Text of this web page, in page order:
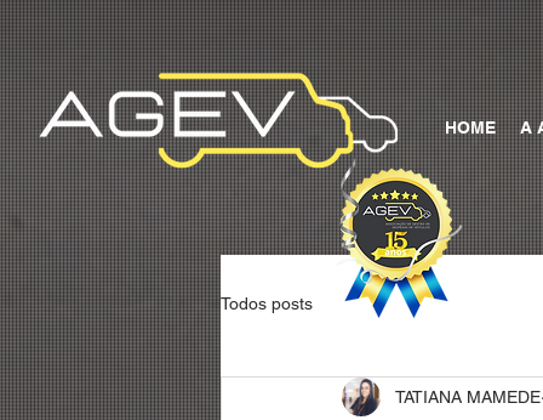
HOME A
Todos posts
TATIANA MAMEDE